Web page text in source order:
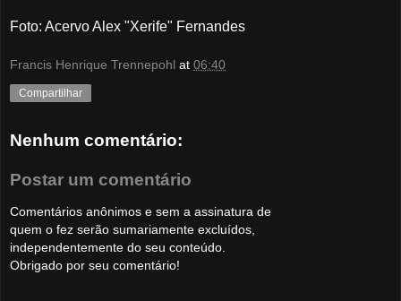
Foto: Acervo Alex "Xerife" Fernandes
Francis Henrique Trennepohl at 06:40
Compartilhar
Nenhum comentário:
Postar um comentário
Comentários anônimos e sem a assinatura de
quem o fez serão sumariamente excluídos,
independentemente do seu conteúdo.
Obrigado por seu comentário!